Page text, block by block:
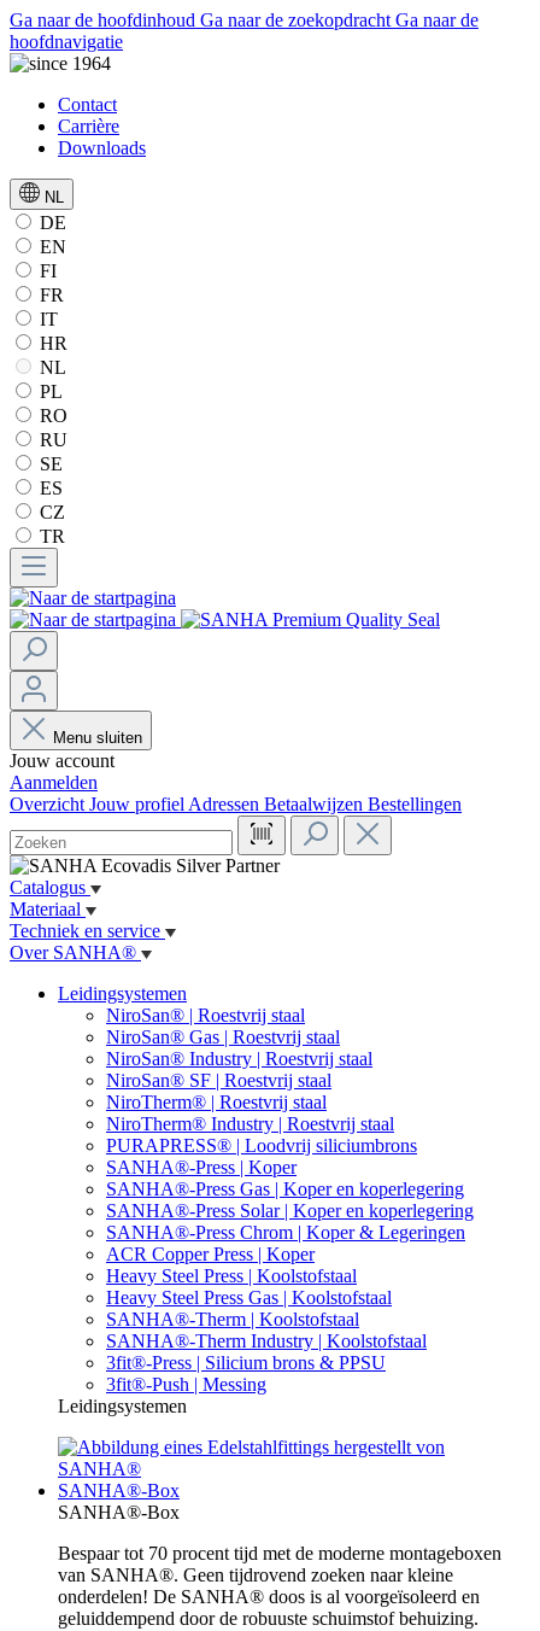
Ga naar de hoofdinhoud Ga naar de zoekopdracht Ga naar de
hoofdnavigatie
Contact
Carrière
Downloads
NL
DE
EN
FI
FR
IT
HR
NL
PL
RO
RU
SE
ES
CZ
TR
Menu sluiten
Jouw account
Aanmelden
Overzicht Jouw profiel Adressen Betaalwijzen Bestellingen
Catalogus
Materiaal
Techniek en service
Over SANHA®
Leidingsystemen
NiroSan® | Roestvrij staal
NiroSan® Gas | Roestvrij staal
NiroSan® Industry | Roestvrij staal
NiroSan® SF | Roestvrij staal
NiroTherm® | Roestvrij staal
NiroTherm® Industry | Roestvrij staal
PURAPRESS® | Loodvrij siliciumbrons
SANHA®-Press | Koper
SANHA®-Press Gas | Koper en koperlegering
SANHA®-Press Solar | Koper en koperlegering
SANHA®-Press Chrom | Koper & Legeringen
ACR Copper Press | Koper
Heavy Steel Press | Koolstofstaal
Heavy Steel Press Gas | Koolstofstaal
SANHA®-Therm | Koolstofstaal
SANHA®-Therm Industry | Koolstofstaal
3fit®-Press | Silicium brons & PPSU
3fit®-Push | Messing
Leidingsystemen
SANHA®-Box
SANHA®-Box
Bespaar tot 70 procent tijd met de moderne montageboxen
van SANHA®. Geen tijdrovend zoeken naar kleine
onderdelen! De SANHA® doos is al voorgeïsoleerd en
geluiddempend door de robuuste schuimstof behuizing.